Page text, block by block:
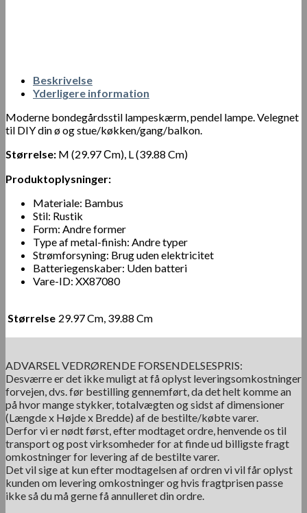
Beskrivelse
Yderligere information
Moderne bondegårdsstil lampeskærm, pendel lampe. Velegnet
til DIY din ø og stue/køkken/gang/balkon.
Størrelse: M (29.97 Сm), L (39.88 Cm)
Produktoplysninger:
Materiale: Bambus
Stil: Rustik
Form: Andre former
Type af metal-finish: Andre typer
Strømforsyning: Brug uden elektricitet
Batteriegenskaber: Uden batteri
Vare-ID: XX87080
Størrelse 29.97 Cm, 39.88 Cm
ADVARSEL VEDRØRENDE FORSENDELSESPRIS:
Desværre er det ikke muligt at få oplyst leveringsomkostninger
forvejen, dvs. før bestilling gennemført, da det helt komme an
på hvor mange stykker, totalvægten og sidst af dimensioner
(Længde x Højde x Bredde) af de bestilte/købte varer.
Derfor vi er nødt først, efter modtaget ordre, henvende os til
transport og post virksomheder for at finde ud billigste fragt
omkostninger for levering af de bestilte varer.
Det vil sige at kun efter modtagelsen af ordren vi vil får oplyst
kunden om levering omkostninger og hvis fragtprisen passe
ikke så du må gerne få annulleret din ordre.